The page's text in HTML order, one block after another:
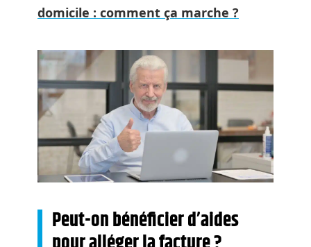
domicile : comment ça marche ?
Peut-on bénéficier d’aides